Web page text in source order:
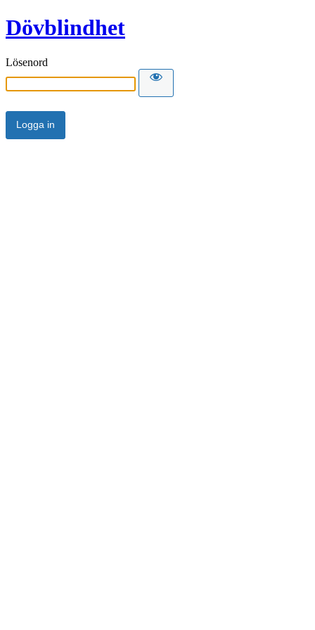
Dövblindhet
Lösenord